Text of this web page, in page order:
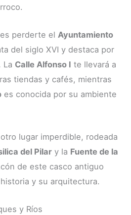
perderte el Ayuntamiento
del siglo XVI y destaca por
La Calle Alfonso I te llevará a
tiendas y cafés, mientras
es conocida por su ambiente
lugar imperdible, rodeada
del Pilar y la Fuente de la
de este casco antiguo
y su arquitectura.
y Ríos